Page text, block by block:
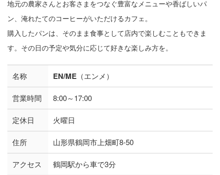
地元の農家さんとお客さまをつなぐ豊富なメニューや香ばしいパ
ン、淹れたてのコーヒーがいただけるカフェ。
購入したパンは、そのまま食事として店内で楽しむこともできま
す。その日の予定や気分に応じて好きな楽しみ方を。
名称 EN/ME （エンメ）
営業時間 8:00～17:00
定休日 火曜日
住所 山形県鶴岡市上畑町8-50
アクセス 鶴岡駅から車で3分